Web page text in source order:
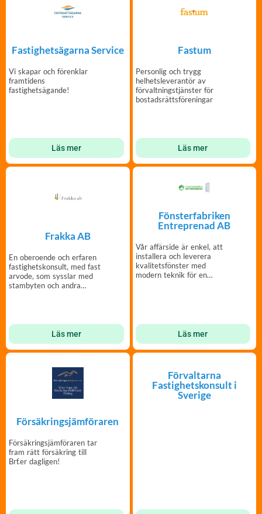
Fastighetsägarna Service
Vi skapar och förenklar
framtidens
fastighetsägande!
Läs mer
Fastum
Personlig och trygg
helhetsleverantör av
förvaltningstjänster för
bostadsrättsföreningar
Läs mer
Frakka AB
En oberoende och erfaren
fastighetskonsult, med fast
arvode, som sysslar med
stambyten och andra
Läs mer
Fönsterfabriken
Entreprenad AB
Vår affärside är enkel, att
installera och leverera
kvalitetsfönster med
modern teknik för en
Läs mer
Försäkringsjämföraren
Försäkringsjämföraren tar
fram rätt försäkring till
Brf.er dagligen!
Förvaltarna
Fastighetskonsult i
Sverige